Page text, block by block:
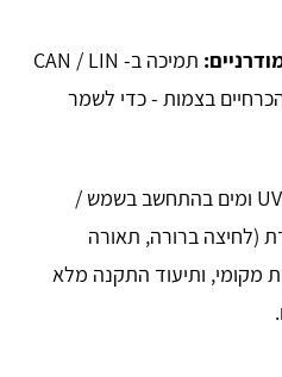
תמיכה ב- CAN / LIN
בצמות - כדי לשמר
עמידות UV ומים בהתחשב בשמש /
(לחיצה ברורה, תאורה
מקומי, ותיעוד התקנה מלא